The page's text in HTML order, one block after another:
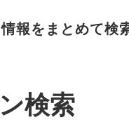
報をまとめて検
検索